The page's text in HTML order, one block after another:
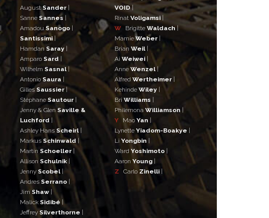
|
AugustSander |
Sanne Sannes |
Amadou Sanogo |
Santissimi |
Hamdan Saray |
Amparo Sard |
Wilhelm Sasnal |
Antonio Saura |
Gilles Saussier|
Stéphane Sautour |
Jenny & Glen Saville &
Luchford |
Ashley Hans Scheirl |
Markus Schinwald |
Martin Schoeller |
Allison Schulnik |
Jenny Scobel |
Andres Serrano |
JimShaw |
Malick Sidibé |
Jeffrey Silverthorne |
VOID|
Rinat Voligamsi |
W
Brigitte Waldach|
Marnie Weber |
Brian Weil |
Ai Weiwei |
Anne Wenzel|
Alfred Wertheimer |
Kehinde Wiley |
Bri Williams |
Philemona Williamson |
Y
Mao Yan |
Lynette Yiadom-Boakye |
Li Yongbin |
Ward Yoshimoto |
Aaron Young |
Z
Carlo Zinelli |